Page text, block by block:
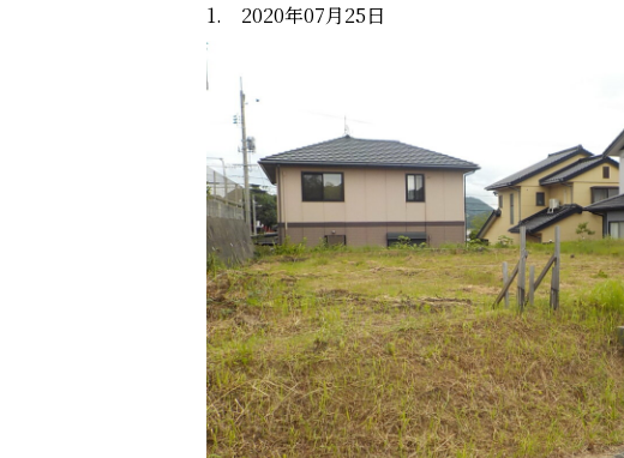
1. 2020年07月25日